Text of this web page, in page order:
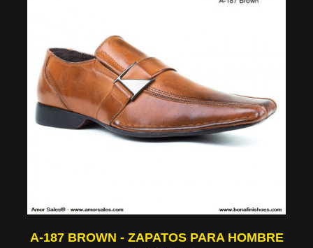
A-187 BROWN - ZAPATOS PARA HOMBRE